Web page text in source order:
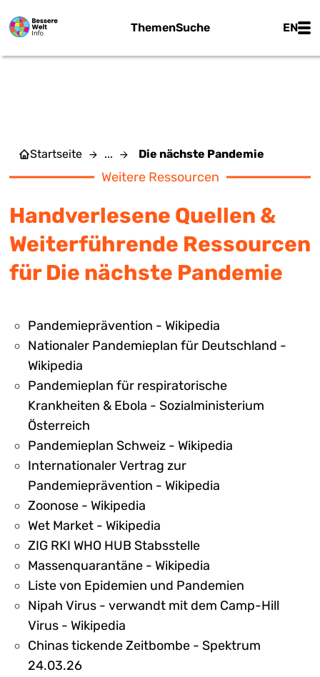
ThemenSuche EN
Startseite ... Die nächste Pandemie
Weitere Ressourcen
Handverlesene Quellen &
Weiterführende Ressourcen
für Die nächste Pandemie
Pandemieprävention - Wikipedia
Nationaler Pandemieplan für Deutschland -
Wikipedia
Pandemieplan für respiratorische
Krankheiten & Ebola - Sozialministerium
Österreich
Pandemieplan Schweiz - Wikipedia
Internationaler Vertrag zur
Pandemieprävention - Wikipedia
Zoonose - Wikipedia
Wet Market - Wikipedia
ZIG RKI WHO HUB Stabsstelle
Massenquarantäne - Wikipedia
Liste von Epidemien und Pandemien
Nipah Virus - verwandt mit dem Camp-Hill
Virus - Wikipedia
Chinas tickende Zeitbombe - Spektrum
24.03.26